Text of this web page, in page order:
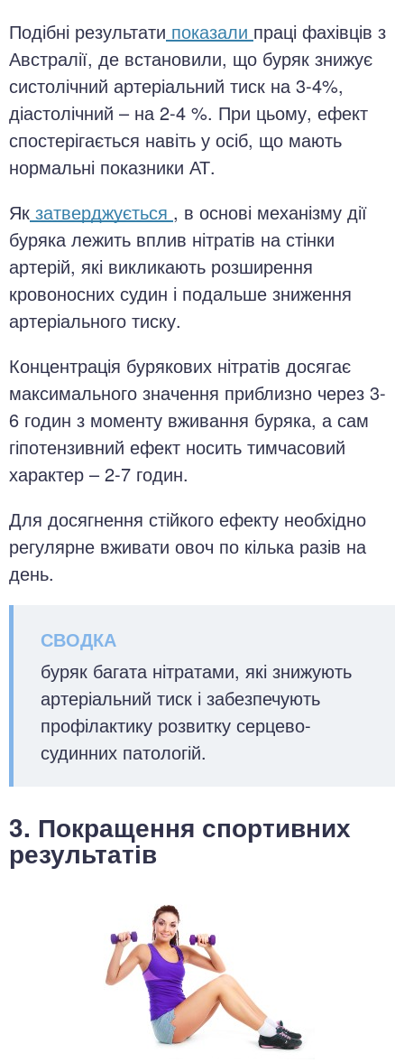
Подібні результати показали праці фахівців з
Австралії, де встановили, що буряк знижує
систолічний артеріальний тиск на 3-4%,
діастолічний – на 2-4 %. При цьому, ефект
спостерігається навіть у осіб, що мають
нормальні показники АТ.
Як затверджується , в основі механізму дії
буряка лежить вплив нітратів на стінки
артерій, які викликають розширення
кровоносних судин і подальше зниження
артеріального тиску.
Концентрація бурякових нітратів досягає
максимального значення приблизно через 3-
6 годин з моменту вживання буряка, а сам
гіпотензивний ефект носить тимчасовий
характер – 2-7 годин.
Для досягнення стійкого ефекту необхідно
регулярне вживати овоч по кілька разів на
день.
буряк багата нітратами, які знижують
артеріальний тиск і забезпечують
профілактику розвитку серцево-
судинних патологій.
3. Покращення спортивних
результатів